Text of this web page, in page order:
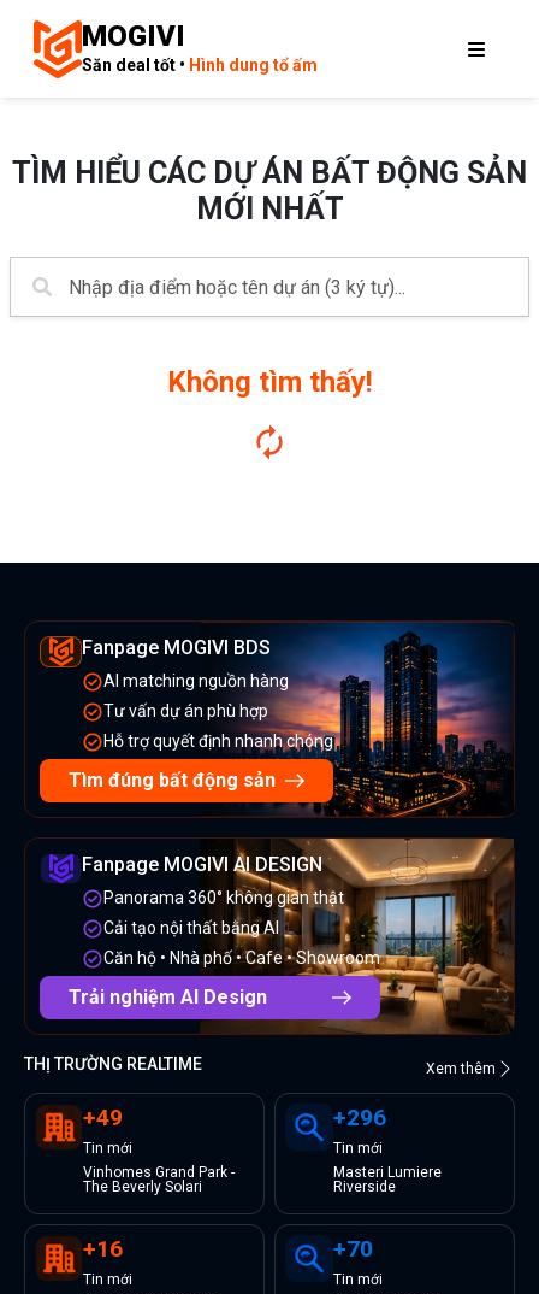
MOGIVI
Săn deal tốt • Hình dung tổ ấm
TÌM HIỂU CÁC DỰ ÁN BẤT ĐỘNG SẢN
MỚI NHẤT
Không tìm thấy!
Fanpage MOGIVI BDS
AI matching nguồn hàng
Tư vấn dự án phù hợp
Hỗ trợ quyết định nhanh chóng
Tìm đúng bất động sản
Fanpage MOGIVI AI DESIGN
Panorama 360° không gian thật
Cải tạo nội thất bằng AI
Căn hộ • Nhà phố • Cafe • Showroom
Trải nghiệm AI Design
THỊ TRƯỜNG REALTIME Xem thêm
+49
Tin mới
Vinhomes Grand Park -
The Beverly Solari
+296
Tin mới
Masteri Lumiere
Riverside
+16
Tin mới
+70
Tin mới